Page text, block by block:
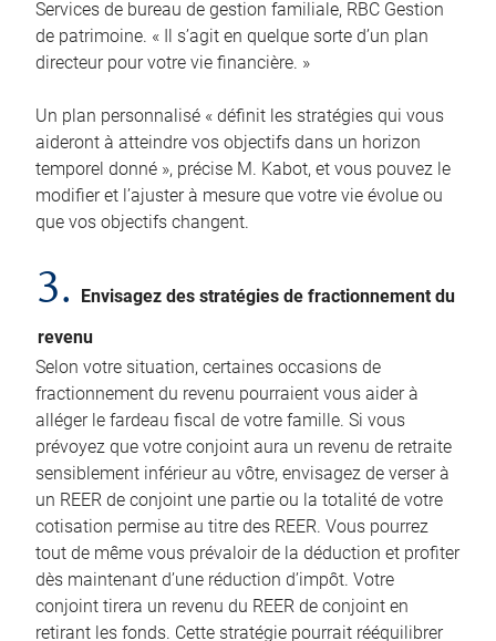
Services de bureau de gestion familiale, RBC Gestion
de patrimoine. « Il s’agit en quelque sorte d’un plan
directeur pour votre vie financière. »
Un plan personnalisé « définit les stratégies qui vous
aideront à atteindre vos objectifs dans un horizon
temporel donné », précise M. Kabot, et vous pouvez le
modifier et l’ajuster à mesure que votre vie évolue ou
que vos objectifs changent.
3.
Envisagez des stratégies de fractionnement du
revenu
Selon votre situation, certaines occasions de
fractionnement du revenu pourraient vous aider à
alléger le fardeau fiscal de votre famille. Si vous
prévoyez que votre conjoint aura un revenu de retraite
sensiblement inférieur au vôtre, envisagez de verser à
un REER de conjoint une partie ou la totalité de votre
cotisation permise au titre des REER. Vous pourrez
tout de même vous prévaloir de la déduction et profiter
dès maintenant d’une réduction d’impôt. Votre
conjoint tirera un revenu du REER de conjoint en
retirant les fonds. Cette stratégie pourrait rééquilibrer